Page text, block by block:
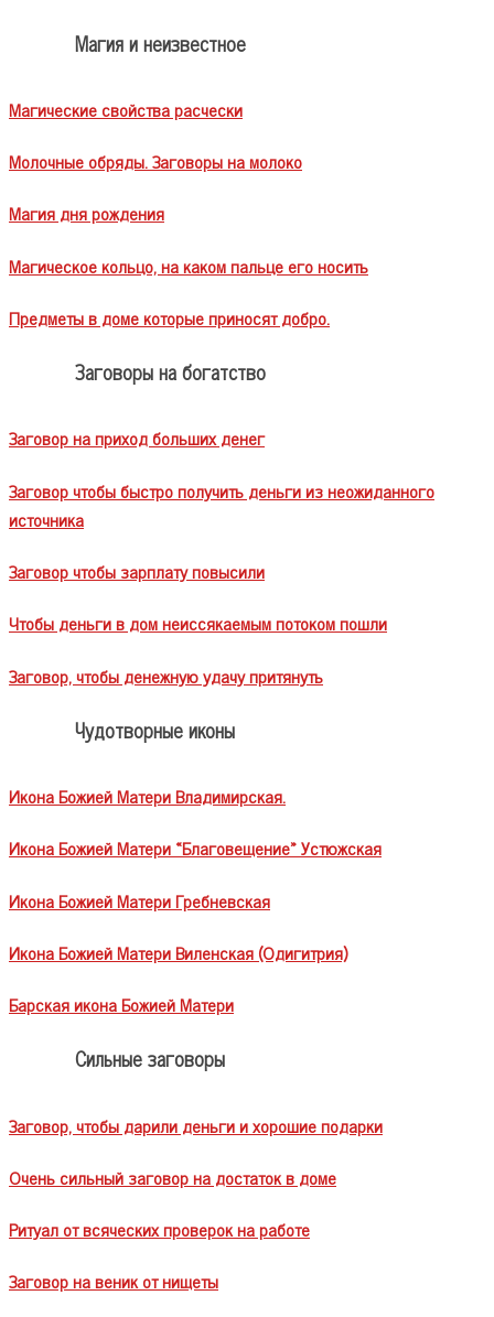
Магия и неизвестное
Магические свойства расчески
Молочные обряды. Заговоры на молоко
Магия дня рождения
Магическое кольцо, на каком пальце его носить
Предметы в доме которые приносят добро.
Заговоры на богатство
Заговор на приход больших денег
Заговор чтобы быстро получить деньги из неожиданного
источника
Заговор чтобы зарплату повысили
Чтобы деньги в дом неиссякаемым потоком пошли
Заговор, чтобы денежную удачу притянуть
Чудотворные иконы
Икона Божией Матери Владимирская.
Икона Божией Матери «Благовещение» Устюжская
Икона Божией Матери Гребневская
Икона Божией Матери Виленская (Одигитрия)
Барская икона Божией Матери
Сильные заговоры
Заговор, чтобы дарили деньги и хорошие подарки
Очень сильный заговор на достаток в доме
Ритуал от всяческих проверок на работе
Заговор на веник от нищеты